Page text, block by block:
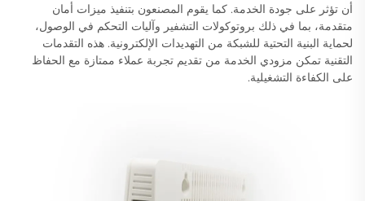
أن تؤثر على جودة الخدمة. كما يقوم المصنعون بتنفيذ ميزات أمان
متقدمة، بما في ذلك بروتوكولات التشفير وآليات التحكم في الوصول،
لحماية البنية التحتية للشبكة من التهديدات الإلكترونية. هذه التقدمات
التقنية تمكن مزودي الخدمة من تقديم تجربة عملاء ممتازة مع الحفاظ
على الكفاءة التشغيلية.